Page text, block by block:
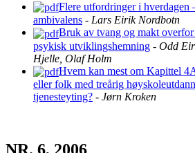
Flere utfordringer i hverdagen
ambivalens - Lars Eirik Nordbotn
Bruk av tvang og makt overfor
psykisk utviklingshemning - Odd
Hjelle, Olaf Holm
Hvem kan mest om Kapittel
eller folk med treårig
tjenesteyting? - Jørn Kroken